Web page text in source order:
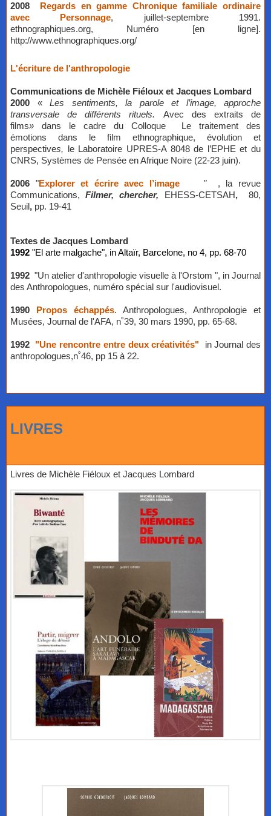
2008
Regards en gamme Chronique familiale ordinaire
avec Personnage, juillet-septembre 1991.
ethnographiques.org, Numéro [en ligne].
http://www.ethnographiques.org/
L'écriture de l'anthropologie
​Communications de Michèle Fiéloux et Jacques Lombard
2000 « Les sentiments, la parole et l’image, approche
transversale de différents rituels. Avec des extraits de
films» dans le cadre du Colloque Le traitement des
émotions dans le film ethnographique, évolution et
perspectives, le Laboratoire UPRES-A 8048 de l’EPHE et du
CNRS, Systèmes de Pensée en Afrique Noire (22-23 juin).
2006 "Explorer et écrire avec l’image " , la revue
Communications,Filmer, chercher, EHESS-CETSAH,80,
Seuil, pp. 19-41
Textes de Jacques Lombard
1992 "El arte malgache", in Altaïr, Barcelone, no 4, pp. 68-70
1992 "Un atelier d'anthropologie visuelle à l'Orstom ", in Journal
des Anthropologues, numéro spécial sur l'audiovisuel.
1990 Propos échappés. Anthropologues, Anthropologie et
Musées, Journal de l'AFA, n˚39, 30 mars 1990, pp. 65-68.
1992 "Une rencontre entre deux créativités" in Journal des
anthropologues,n˚46, pp 15 à 22.
LIVRES
Livres de Michèle Fiéloux et Jacques Lombard